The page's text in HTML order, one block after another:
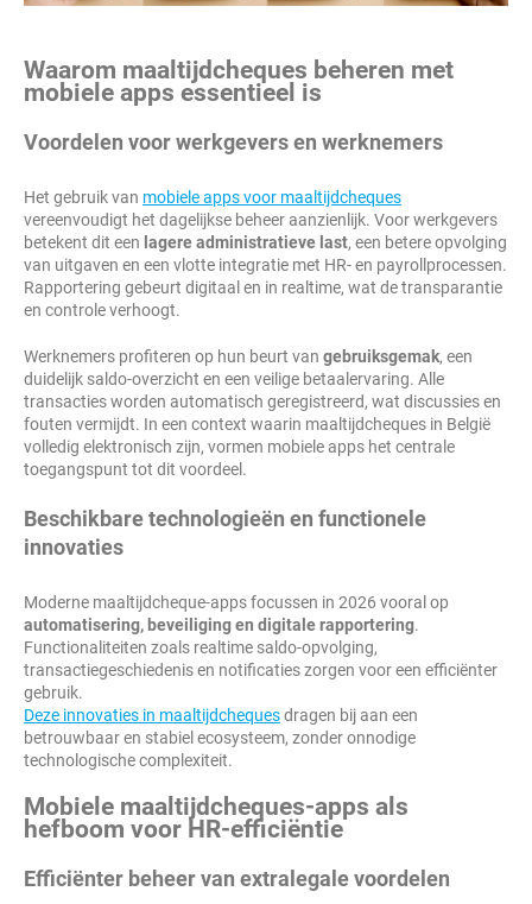
Waarom maaltijdcheques beheren met
mobiele apps essentieel is
Voordelen voor werkgevers en werknemers
Het gebruik van mobiele apps voor maaltijdcheques
vereenvoudigt het dagelijkse beheer aanzienlijk. Voor werkgevers
betekent dit een lagere administratieve last, een betere opvolging
van uitgaven en een vlotte integratie met HR- en payrollprocessen.
Rapportering gebeurt digitaal en in realtime, wat de transparantie
en controle verhoogt.
Werknemers profiteren op hun beurt van gebruiksgemak, een
duidelijk saldo-overzicht en een veilige betaalervaring. Alle
transacties worden automatisch geregistreerd, wat discussies en
fouten vermijdt. In een context waarin maaltijdcheques in België
volledig elektronisch zijn, vormen mobiele apps het centrale
toegangspunt tot dit voordeel.
Beschikbare technologieën en functionele
innovaties
Moderne maaltijdcheque-apps focussen in 2026 vooral op
automatisering, beveiliging en digitale rapportering.
Functionaliteiten zoals realtime saldo-opvolging,
transactiegeschiedenis en notificaties zorgen voor een efficiënter
gebruik.
Deze innovaties in maaltijdchequesdragen bij aan een
betrouwbaar en stabiel ecosysteem, zonder onnodige
technologische complexiteit.
Mobiele maaltijdcheques-apps als
hefboom voor HR-efficiëntie
Efficiënter beheer van extralegale voordelen